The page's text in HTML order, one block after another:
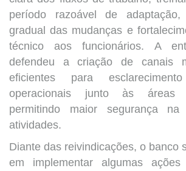
período razoável de adaptação,
gradual das mudanças e
técnico aos funcionários. A
defendeu a criação de canais
eficientes para
operacionais junto às áreas
permitindo maior segurança
atividades.
Diante das reivindicações, o banco
em implementar algumas